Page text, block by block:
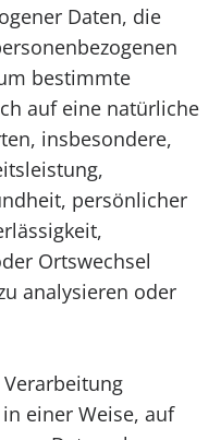
Daten, die
bestimmte
auf eine natürliche
insbesondere,
persönlicher
Ortswechsel
analysieren oder
einer Weise, auf